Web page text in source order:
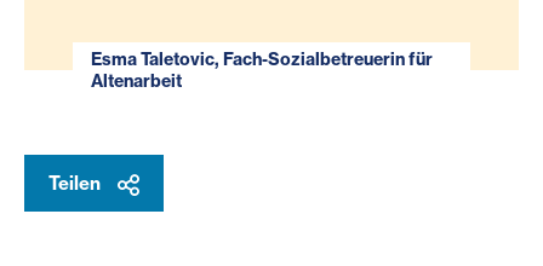
Esma Taletovic, Fach-Sozialbetreuerin für
Altenarbeit
Teilen